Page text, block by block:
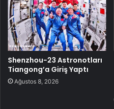
Shenzhou-23 Astronotları
Tiangong’a Giriş Yaptı
Ağustos 8, 2026